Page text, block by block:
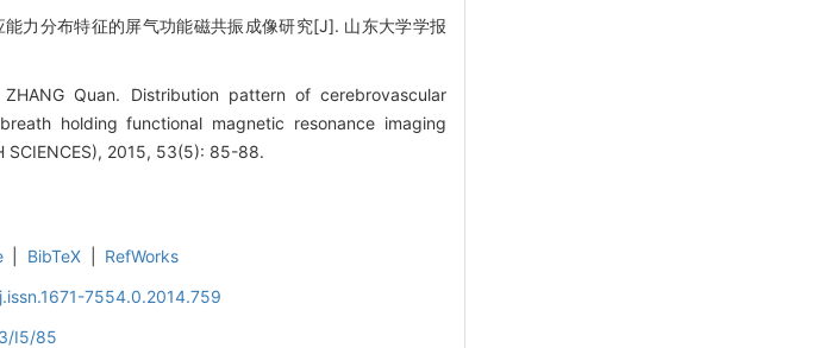
力分布特征的屏气功能磁共振成像研究[J]. 山东大学学报
Quan. Distribution pattern of cerebrovascular
holding functional magnetic resonance imaging
SCIENCES), 2015, 53(5): 85-88.
BibTeX
RefWorks
7554.0.2014.759
I5/85